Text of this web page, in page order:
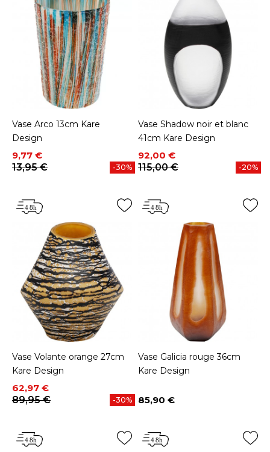
Vase Arco 13cm Kare
Design
Prix
9,77 €
Prix de base
13,95 €
-30%
Vase Shadow noir et blanc
41cm Kare Design
Prix
92,00 €
Prix de base
115,00 €
-20%
Vase Volante orange 27cm
Kare Design
Prix
62,97 €
Prix de base
89,95 €
-30%
Vase Galicia rouge 36cm
Kare Design
Prix
85,90 €